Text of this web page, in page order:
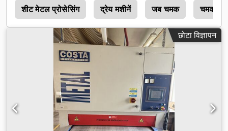
शीट मेटल प्रोसेसिंग द्रेय मशीनें जब चमक चमक
छोटा विज्ञापन